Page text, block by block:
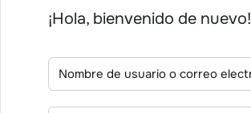
¡Hola, bienvenido de nuevo!